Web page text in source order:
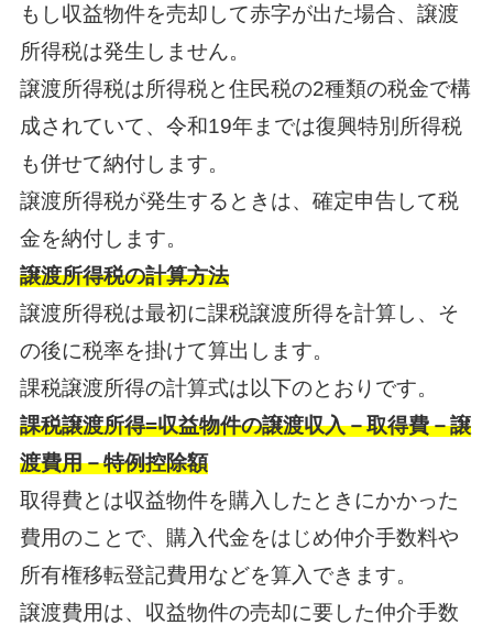
もし収益物件を売却して赤字が出た場合、譲渡
所得税は発生しません。
譲渡所得税は所得税と住民税の2種類の税金で構
成されていて、令和19年までは復興特別所得税
も併せて納付します。
譲渡所得税が発生するときは、確定申告して税
金を納付します。
譲渡所得税の計算方法
譲渡所得税は最初に課税譲渡所得を計算し、そ
の後に税率を掛けて算出します。
課税譲渡所得の計算式は以下のとおりです。
課税譲渡所得=収益物件の譲渡収入－取得費－譲
渡費用－特例控除額
取得費とは収益物件を購入したときにかかった
費用のことで、購入代金をはじめ仲介手数料や
所有権移転登記費用などを算入できます。
譲渡費用は、収益物件の売却に要した仲介手数